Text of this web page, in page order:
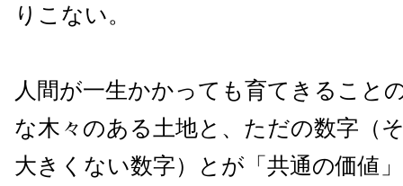
りこない。
人間が一生かかっても育てきること
な木々のある土地と、ただの数字（
大きくない数字）とが「共通の価値